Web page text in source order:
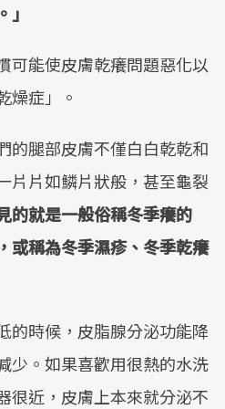
可能使皮膚乾癢問題惡化以
燥症」。
的腿部皮膚不僅白白乾乾和
片片如鱗片狀般，甚至龜裂
的就是一般俗稱冬季癢的
或稱為冬季濕疹、冬季乾癢
的時候，皮脂腺分泌功能降
少。如果喜歡用很熱的水洗
很近，皮膚上本來就分泌不